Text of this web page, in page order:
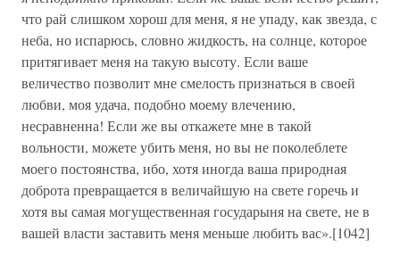
что рай слишком хорош для меня, я не упаду, как звезда, с
неба, но испарюсь, словно жидкость, на солнце, которое
притягивает меня на такую высоту. Если ваше
величество позволит мне смелость признаться в своей
любви, моя удача, подобно моему влечению,
несравненна! Если же вы откажете мне в такой
вольности, можете убить меня, но вы не поколеблете
моего постоянства, ибо, хотя иногда ваша природная
доброта превращается в величайшую на свете горечь и
хотя вы самая могущественная государыня на свете, не в
вашей власти заставить меня меньше любить вас».[1042]